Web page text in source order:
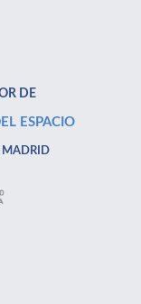
DE
ESPACIO
MADRID